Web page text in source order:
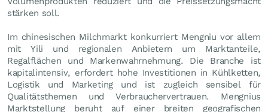
stärken soll.
Im chinesischen Milchmarkt konkurriert Mengniu vor allem
mit Yili und regionalen Anbietern um Marktanteile,
Regalflächen und Markenwahrnehmung. Die Branche ist
kapitalintensiv, erfordert hohe Investitionen in Kühlketten,
Logistik und Marketing und ist zugleich sensibel für
Qualitätsthemen und Verbrauchervertrauen. Mengnius
Marktstellung beruht auf einer breiten geografischen